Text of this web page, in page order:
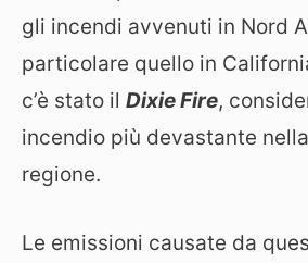
gli incendi avvenuti in Nord
particolare quello in
c’è stato il Dixie Fire,
incendio più devastante
regione.
Le emissioni causate da